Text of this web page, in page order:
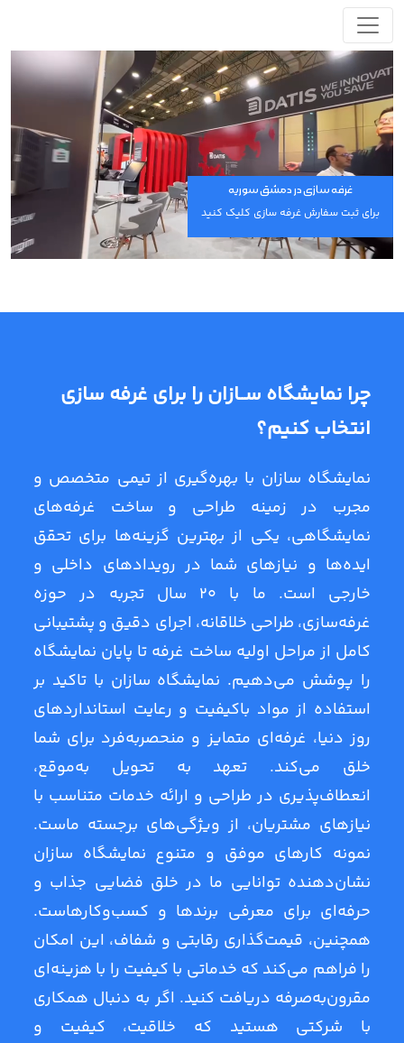
غرفه سازی در دمشق سوریه
برای ثبت سفارش غرفه سازی کلیک کنید
چرا نمایشگاه ســازان را برای غرفه سازی
انتخاب کنیم؟
نمایشگاه سازان با بهره‌گیری از تیمی متخصص و
مجرب در زمینه طراحی و ساخت غرفه‌های
نمایشگاهی، یکی از بهترین گزینه‌ها برای تحقق
ایده‌ها و نیازهای شما در رویدادهای داخلی و
خارجی است. ما با 20 سال تجربه در حوزه
غرفه‌سازی، طراحی خلاقانه، اجرای دقیق و پشتیبانی
کامل از مراحل اولیه ساخت غرفه تا پایان نمایشگاه
را پوشش می‌دهیم. نمایشگاه سازان با تاکید بر
استفاده از مواد باکیفیت و رعایت استانداردهای
روز دنیا، غرفه‌ای متمایز و منحصربه‌فرد برای شما
خلق می‌کند. تعهد به تحویل به‌موقع،
انعطاف‌پذیری در طراحی و ارائه خدمات متناسب با
نیازهای مشتریان، از ویژگی‌های برجسته ماست.
نمونه کارهای موفق و متنوع نمایشگاه سازان
نشان‌دهنده توانایی ما در خلق فضایی جذاب و
حرفه‌ای برای معرفی برندها و کسب‌وکارهاست.
همچنین، قیمت‌گذاری رقابتی و شفاف، این امکان
را فراهم می‌کند که خدماتی با کیفیت را با هزینه‌ای
مقرون‌به‌صرفه دریافت کنید. اگر به دنبال همکاری
با شرکتی هستید که خلاقیت، کیفیت و